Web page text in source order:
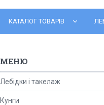
КАТАЛОГ ТОВАРІВ
Лебідки і такелаж
Кунги